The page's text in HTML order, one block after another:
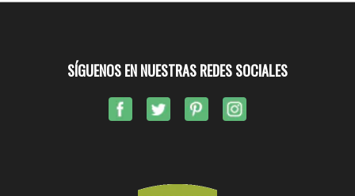
SÍGUENOS EN NUESTRAS REDES SOCIALES